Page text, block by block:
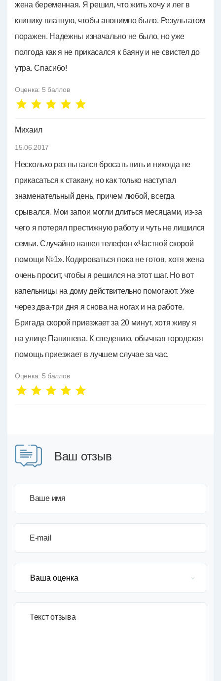
жена беременная. Я решил, что жить хочу и лег в
клинику платную, чтобы анонимно было. Результатом
поражен. Надежны изначально не было, но уже
полгода как я не прикасался к баяну и не свистел до
утра. Спасибо!
Оценка: 5 баллов
Михаил
15.06.2017
Несколько раз пытался бросать пить и никогда не
прикасаться к стакану, но как только наступал
знаменательный день, причем любой, всегда
срывался. Мои запои могли длиться месяцами, из-за
чего я потерял престижную работу и чуть не лишился
семьи. Случайно нашел телефон «Частной скорой
помощи №1». Кодироваться пока не готов, хотя жена
очень просит, чтобы я решился на этот шаг. Но вот
капельницы на дому действительно помогают. Уже
через два-три дня я снова на ногах и на работе.
Бригада скорой приезжает за 20 минут, хотя живу я
на улице Панишева. К сведению, обычная городская
помощь приезжает в лучшем случае за час.
Оценка: 5 баллов
Ваш отзыв
Ваше имя
E-mail
Текст отзыва